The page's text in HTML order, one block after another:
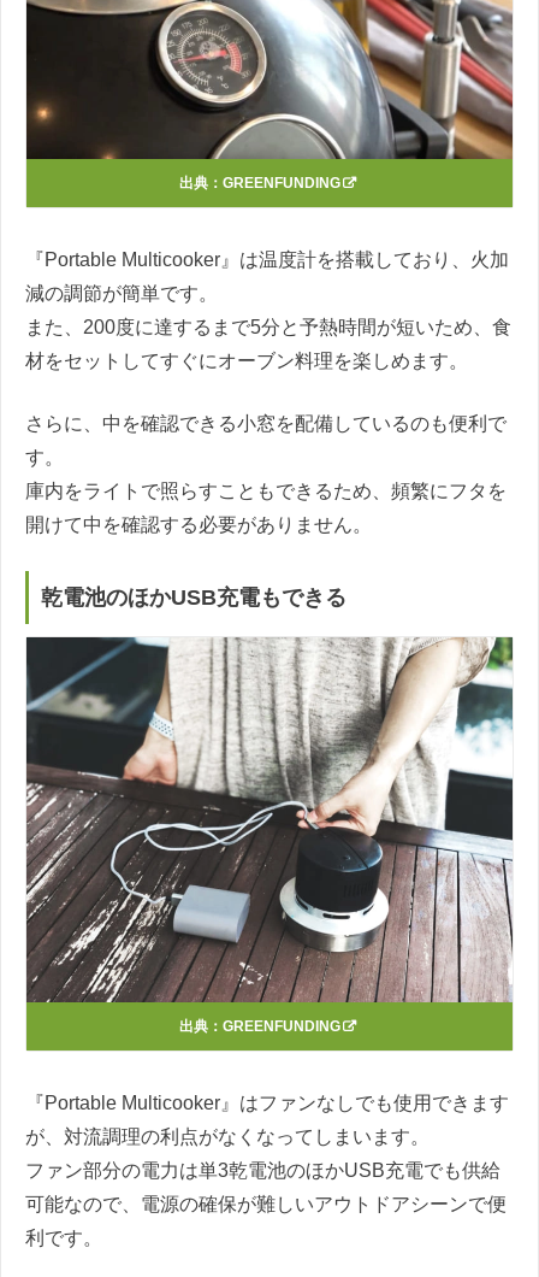
出典： GREENFUNDING
『Portable Multicooker』は温度計を搭載しており、火加
減の調節が簡単です。
また、200度に達するまで5分と予熱時間が短いため、食
材をセットしてすぐにオーブン料理を楽しめます。
さらに、中を確認できる小窓を配備しているのも便利で
す。
庫内をライトで照らすこともできるため、頻繁にフタを
開けて中を確認する必要がありません。
乾電池のほかUSB充電もできる
出典： GREENFUNDING
『Portable Multicooker』はファンなしでも使用できます
が、対流調理の利点がなくなってしまいます。
ファン部分の電力は単3乾電池のほかUSB充電でも供給
可能なので、電源の確保が難しいアウトドアシーンで便
利です。